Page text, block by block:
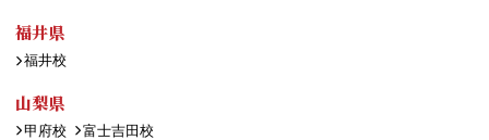
福井県
福井校
山梨県
甲府校 富士吉田校